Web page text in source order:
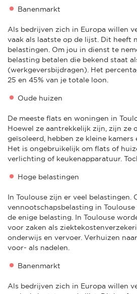
Banenmarkt
Als bedrijven zich in Europa willen
vaak als laatste op de lijst. Dit heeft
belastingen. Om jou in dienst te
belasting betalen die bekend staat
(werkgeversbijdragen). Het
25 en 45% van je totale loon.
Oude huizen
De meeste flats en woningen in
Hoewel ze aantrekkelijk zijn, zijn ze
geïsoleerd, hebben ze kleine kamers
Het is ongebruikelijk om flats of
verlichting of keukenapparatuur.
Hoge belastingen
In Toulouse zijn er veel belastingen.
vennootschapsbelasting in
de enige belasting. In Toulouse
voor zaken als
onderwijs en vervoer. Verhuizen
voor- als nadelen.
Banenmarkt
Als bedrijven zich in Europa willen